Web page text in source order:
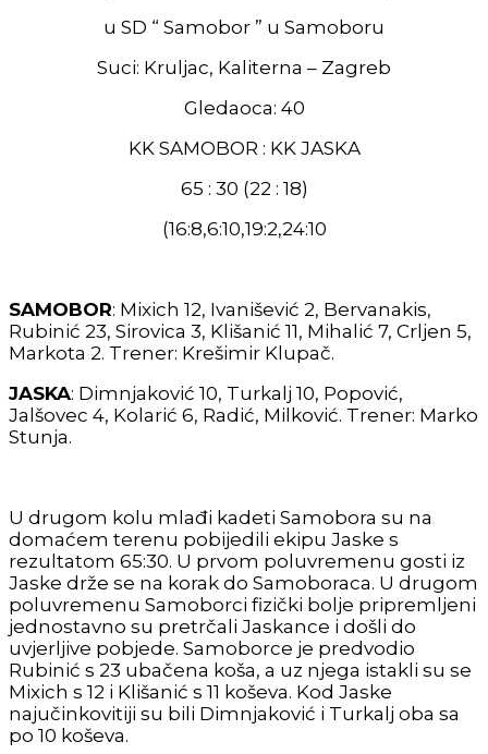
u SD “ Samobor ” u Samoboru
Suci: Kruljac, Kaliterna – Zagreb
Gledaoca: 40
KK SAMOBOR : KK JASKA
65 : 30 (22 : 18)
(16:8,6:10,19:2,24:10
SAMOBOR: Mixich 12, Ivanišević 2, Bervanakis,
Rubinić 23, Sirovica 3, Klišanić 11, Mihalić 7, Crljen 5,
Markota 2. Trener: Krešimir Klupač.
JASKA: Dimnjaković 10, Turkalj 10, Popović,
Jalšovec 4, Kolarić 6, Radić, Milković. Trener: Marko
Stunja.
U drugom kolu mlađi kadeti Samobora su na
domaćem terenu pobijedili ekipu Jaske s
rezultatom 65:30. U prvom poluvremenu gosti iz
Jaske drže se na korak do Samoboraca. U drugom
poluvremenu Samoborci fizički bolje pripremljeni
jednostavno su pretrčali Jaskance i došli do
uvjerljive pobjede. Samoborce je predvodio
Rubinić s 23 ubačena koša, a uz njega istakli su se
Mixich s 12 i Klišanić s 11 koševa. Kod Jaske
najučinkovitiji su bili Dimnjaković i Turkalj oba sa
po 10 koševa.